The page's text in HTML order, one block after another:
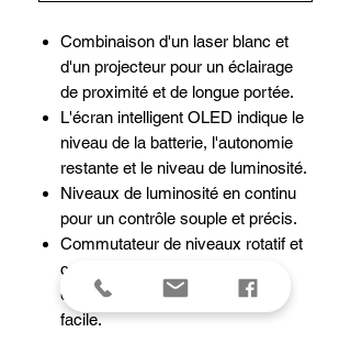
Combinaison d'un laser blanc et
d'un projecteur pour un éclairage
de proximité et de longue portée.
L'écran intelligent OLED indique le
niveau de la batterie, l'autonomie
restante et le niveau de luminosité.
Niveaux de luminosité en continu
pour un contrôle souple et précis.
Commutateur de niveaux rotatif et
commutateur de mode
électronique pour une utilisation
facile.